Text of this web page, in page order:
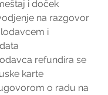
na razgovor
i
karte